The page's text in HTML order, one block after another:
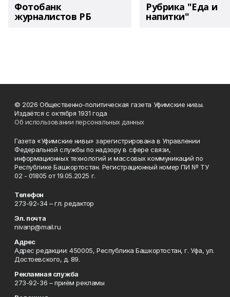
Фотобанк
журналистов РБ
Рубрика "Еда и
напитки"
© 2026 Общественно-политическая газета Уфимские нивы.
Издаётся с октября 1931 года
Об использовании персональных данных
Газета «Уфимские нивы» зарегистрирована в Управлении
Федеральной службы по надзору в сфере связи,
информационных технологий и массовых коммуникаций по
Республике Башкортостан. Регистрационный номер ПИ № ТУ
02 - 01805 от 19.05.2025 г.
Телефон
273-92-34 – гл. редактор
Эл. почта
nivanp@mail.ru
Адрес
Адрес редакции: 450005, Республика Башкортостан, г. Уфа, ул.
Достоевского, д. 89.
Рекламная служба
273-92-36 – приём рекламы